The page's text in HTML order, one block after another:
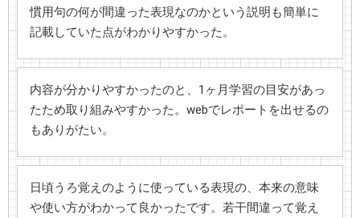
慣用句の何が間違った表現なのかという説明も簡単に
記載していた点がわかりやすかった。
内容が分かりやすかったのと、1ヶ月学習の目安があっ
たため取り組みやすかった。webでレポートを出せるの
もありがたい。
日頃うろ覚えのように使っている表現の、本来の意味
や使い方がわかって良かったです。若干間違って覚え